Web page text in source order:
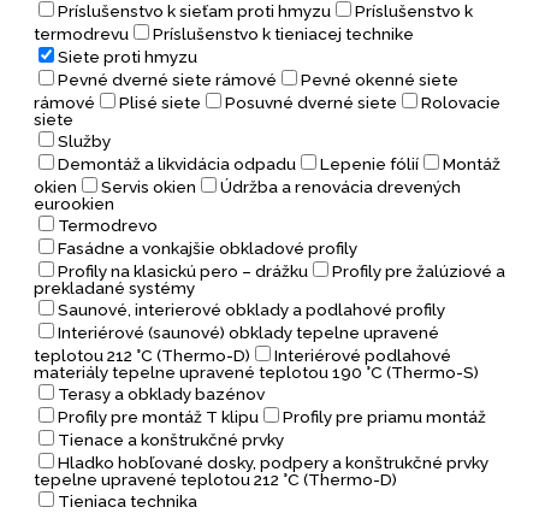
Príslušenstvo k sieťam proti hmyzu
Príslušenstvo k
termodrevu
Príslušenstvo k tieniacej technike
Siete proti hmyzu
Pevné dverné siete rámové
Pevné okenné siete
rámové
Plisé siete Posuvné dverné siete
Rolovacie
siete
Služby
Demontáž a likvidácia odpadu
Lepenie fólií
Montáž
okien
Servis okien
Údržba a renovácia drevených
eurookien
Termodrevo
Fasádne a vonkajšie obkladové profily
Profily na klasickú pero – drážku
Profily pre žalúziové a
prekladané systémy
Saunové, interierové obklady a podlahové profily
Interiérové (saunové) obklady tepelne upravené
teplotou 212 °C (Thermo-D)
Interiérové podlahové
materiály tepelne upravené teplotou 190 °C (Thermo-S)
Terasy a obklady bazénov
Profily pre montáž T klipu
Profily pre priamu montáž
Tienace a konštrukčné prvky
Hladko hobľované dosky, podpery a konštrukčné prvky
tepelne upravené teplotou 212 °C (Thermo-D)
Tieniaca technika